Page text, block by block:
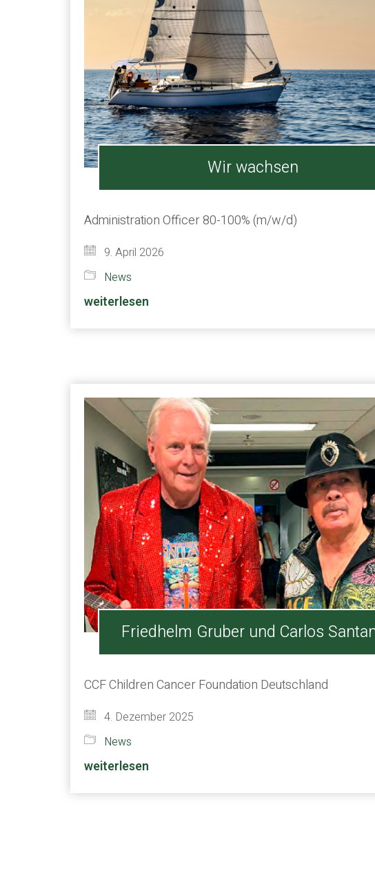
Wir wachsen
Administration Officer 80-100% (m/w/d)
9. April 2026
News
weiterlesen
Friedhelm Gruber und Carlos
CCF Children Cancer Foundation Deutschland
4. Dezember 2025
News
weiterlesen